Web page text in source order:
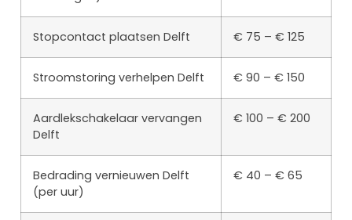
Stopcontact plaatsen Delft € 75 – € 125
Stroomstoring verhelpen Delft € 90 – € 150
Aardlekschakelaar vervangen
Delft
€ 100 – € 200
Bedrading vernieuwen Delft
(per uur)
€ 40 – € 65